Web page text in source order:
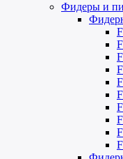
Фидеры и